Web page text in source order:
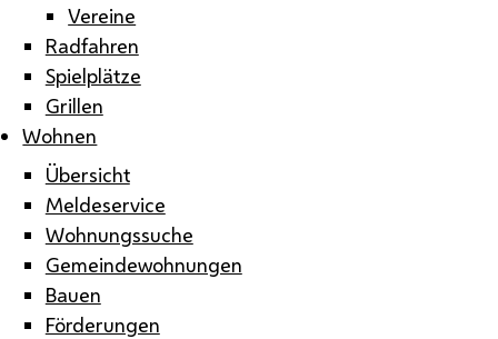
Vereine
Radfahren
Spielplätze
Grillen
Wohnen
Übersicht
Meldeservice
Wohnungssuche
Gemeindewohnungen
Bauen
Förderungen